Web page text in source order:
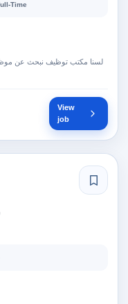
Time
لسنا مكتب توظيف نبحث عن
View
job